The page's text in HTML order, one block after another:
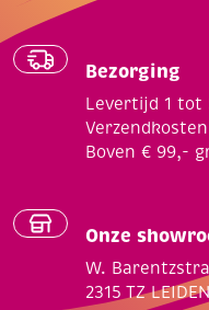
Bezorging
Levertijd 1 tot
Boven € 99,-
Onze
W.
2315 TZ LEIDEN